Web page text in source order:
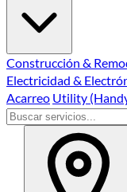
Construcción &
Electricidad &
Acarreo Utility